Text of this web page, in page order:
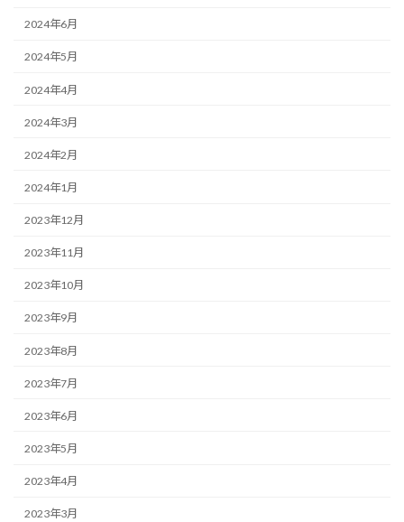
2024年6月
2024年5月
2024年4月
2024年3月
2024年2月
2024年1月
2023年12月
2023年11月
2023年10月
2023年9月
2023年8月
2023年7月
2023年6月
2023年5月
2023年4月
2023年3月